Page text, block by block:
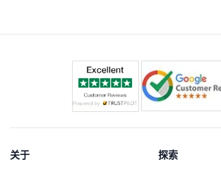
关于 探索